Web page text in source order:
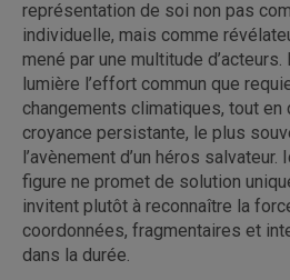
représentation de soi non pas
individuelle, mais comme
mené par une multitude
lumière l’effort commun que
changements climatiques, tout en
croyance persistante, le plus
l’avènement d’un héros salvateur.
figure ne promet de solution
invitent plutôt à reconnaître la
coordonnées, fragmentaires et
dans la durée.